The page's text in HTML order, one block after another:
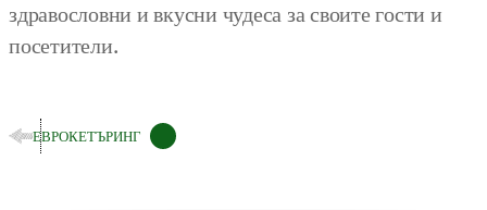
здравословни и вкусни чудеса за своите гости и
посетители.
ЕВРОКЕТЪРИНГ